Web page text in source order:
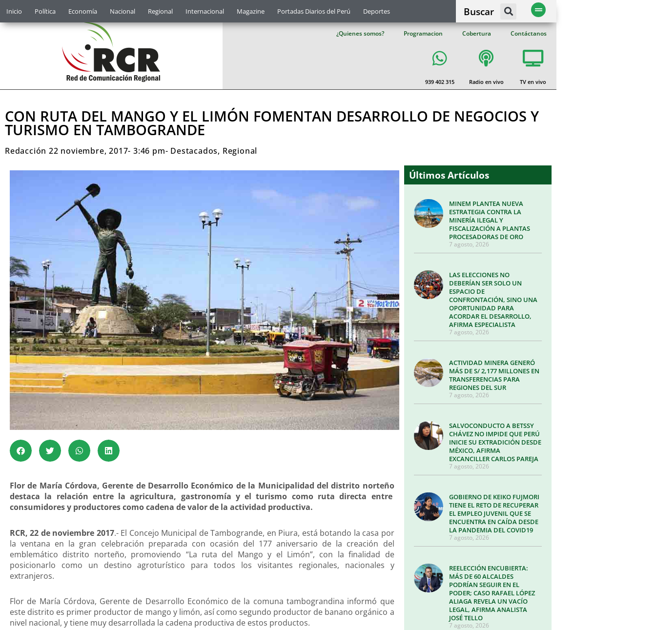
Inicio Política Economía Nacional Regional Internacional Magazine Portadas Diarios del Perú Deportes Buscar
¿Quienes somos? Programacion Cobertura Contáctanos
939 402 315 Radio en vivo TV en vivo
CON RUTA DEL MANGO Y EL LIMÓN FOMENTAN DESARROLLO DE NEGOCIOS Y
TURISMO EN TAMBOGRANDE
Redacción 22 noviembre, 2017- 3:46 pm- Destacados, Regional
Flor de María Córdova, Gerente de Desarrollo Económico de la Municipalidad del distrito norteño
destaca la relación entre la agricultura, gastronomía y el turismo como ruta directa entre
consumidores y productores como cadena de valor de la actividad productiva.
RCR, 22 de noviembre 2017.- El Concejo Municipal de Tambogrande, en Piura, está botando la casa por
la ventana en la gran celebración preparada con ocasión del 177 aniversario de la creación del
emblemático distrito norteño, promoviendo “La ruta del Mango y el Limón”, con la finalidad de
posicionarlo como un destino agroturístico para todos los visitantes regionales, nacionales y
extranjeros.
Flor de María Córdova, Gerente de Desarrollo Económico de la comuna tambograndina informó que
este distrito es primer productor de mango y limón, así como segundo productor de banano orgánico a
nivel nacional, y tiene muy desarrollada la cadena productiva de estos productos.
Últimos Artículos
MINEM PLANTEA NUEVA
ESTRATEGIA CONTRA LA
MINERÍA ILEGAL Y
FISCALIZACIÓN A PLANTAS
PROCESADORAS DE ORO
7 agosto, 2026
LAS ELECCIONES NO
DEBERÍAN SER SOLO UN
ESPACIO DE
CONFRONTACIÓN, SINO UNA
OPORTUNIDAD PARA
ACORDAR EL DESARROLLO,
AFIRMA ESPECIALISTA
7 agosto, 2026
ACTIVIDAD MINERA GENERÓ
MÁS DE S/ 2,177 MILLONES EN
TRANSFERENCIAS PARA
REGIONES DEL SUR
7 agosto, 2026
SALVOCONDUCTO A BETSSY
CHÁVEZ NO IMPIDE QUE PERÚ
INICIE SU EXTRADICIÓN DESDE
MÉXICO, AFIRMA
EXCANCILLER CARLOS PAREJA
7 agosto, 2026
GOBIERNO DE KEIKO FUJMORI
TIENE EL RETO DE RECUPERAR
EL EMPLEO JUVENIL QUE SE
ENCUENTRA EN CAÍDA DESDE
LA PANDEMIA DEL COVID19
7 agosto, 2026
REELECCIÓN ENCUBIERTA:
MÁS DE 60 ALCALDES
PODRÍAN SEGUIR EN EL
PODER; CASO RAFAEL LÓPEZ
ALIAGA REVELA UN VACÍO
LEGAL, AFIRMA ANALISTA
JOSÉ TELLO
7 agosto, 2026